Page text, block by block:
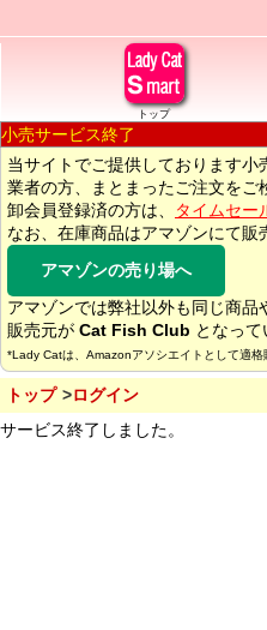
トップ
小売サービス終了
当サイトでご提供しております小
業者の方、まとまったご注文をご
卸会員登録済の方は、
タイムセー
なお、在庫商品はアマゾンにて販
アマゾンの売り場へ
アマゾンでは弊社以外も同じ商品
販売元が Cat Fish Club となっ
*Lady Catは、Amazonアソシエイトとして適格
トップ
ログイン
サービス終了しました。